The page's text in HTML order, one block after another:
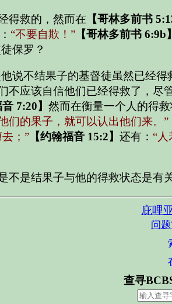
得救的，然而在 【哥林多前书
“不要自欺！” 【哥林多前书 6:9b】
保罗？
说不结果子的基督徒虽然已经
不应该自信他们已经得救了，尽
7:20】 然而在衡量一个人的得
们的果子，就可以认出他们来。”
；” 【约翰福音 15:2】 还有： “
是结果子与他的得救状态是有
庇哩
问
查寻